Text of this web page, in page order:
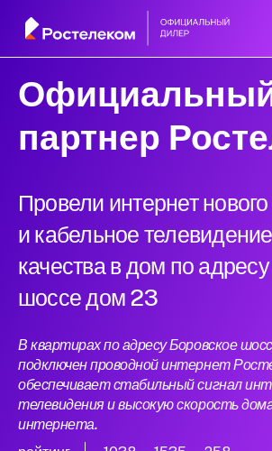
партнер
Провели интернет
и кабельное
качества в дом по
шоссе дом 23
В квартирах по адресу Боровское
подключен проводной интернет
обеспечивает стабильный сигнал
телевидения и высокую скорость
интернета.